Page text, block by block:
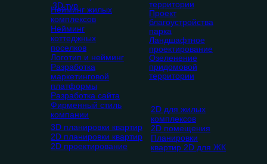
территории
Проект
благоустройства
парка
Ландшафтное
проектирование
Озеленение
придомовой
территории
3D планировки квартир
2D планировки квартир
2D проектирование
2D для жилых
комплексов
2D помещения
Планировки
квартир 2D для ЖК
3D тур
Нейминг жилых
комплексов
Нейминг
коттеджных
поселков
Логотип и нейминг
Разработка
маркетинговой
платформы
Разработка сайта
Фирменный стиль
компании